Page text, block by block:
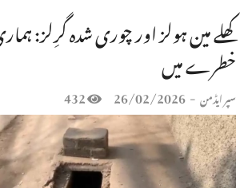
کھلے مین ہولز اور چوری شدہ گرِلز:
خطرے میں
سپر ایڈمن -
26/02/2026